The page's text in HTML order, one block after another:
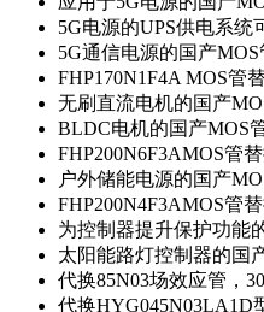
5G电源的UPS供电系统
5G通信电源的国产
FHP170N1F4A MOS管
无刷直流电机的国产
BLDC电机的国产MOS
FHP200N6F3AMOS管
户外储能电源的国产
FHP200N4F3AMOS管
为控制器提升保护功能
太阳能路灯控制器的国
代换85N03场效应管，
代换HYG045N03LA1D